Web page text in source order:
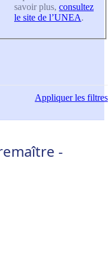
savoir plus, consultez
le site de l’UNEA.
Appliquerles filtres
-